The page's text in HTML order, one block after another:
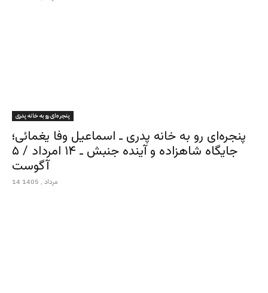
پنجره‌ای رو به خانه پدری
پنجره‌ای رو به خانه پدری ـ اسماعیل وفا یغمائی؛
جایگاه شاهزاده و آینده جنبش ـ ۱۴ امرداد / ۵
آگوست
14 مرداد , 1405